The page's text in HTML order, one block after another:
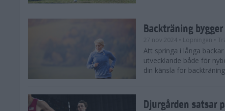
Backträning
27 nov 2024 • Löpningen •
Att springa i långa
utvecklande både för
din känsla för
Djurgården satsar